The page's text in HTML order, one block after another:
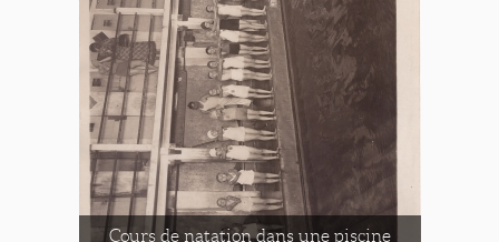
Cours de natation dans une piscine